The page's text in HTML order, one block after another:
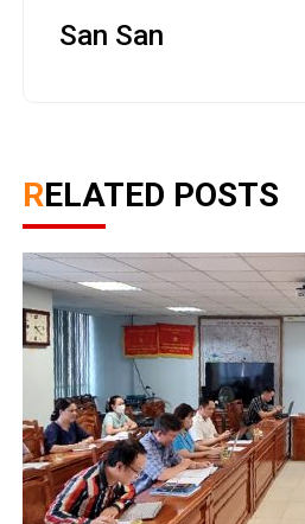
San San
RELATED POSTS